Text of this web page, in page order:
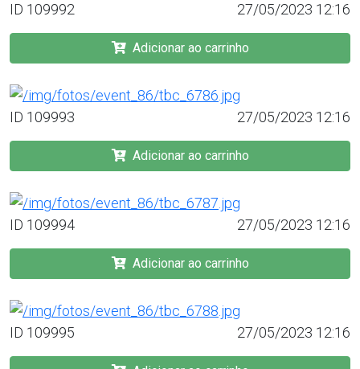
ID 109992 27/05/2023 12:16
Adicionar ao carrinho
ID 109993 27/05/2023 12:16
Adicionar ao carrinho
ID 109994 27/05/2023 12:16
Adicionar ao carrinho
ID 109995 27/05/2023 12:16